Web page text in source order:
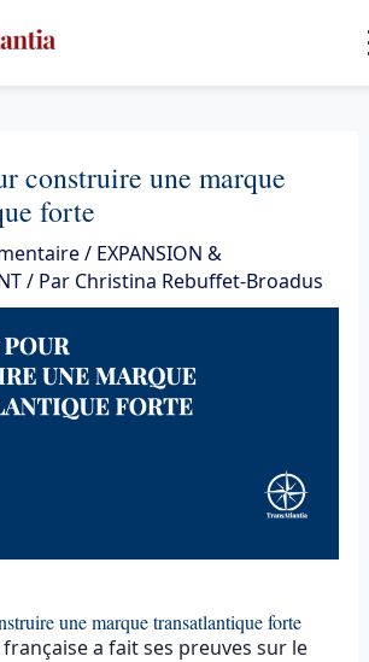
construire une marque
forte
/ EXPANSION &
/ Par Christina Rebuffet-Broadus
une marque transatlantique forte
a fait ses preuves sur le